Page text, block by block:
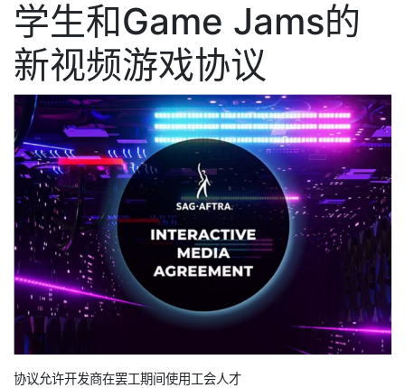
学生和Game Jams的
新视频游戏协议
协议允许开发商在罢工期间使用工会人才